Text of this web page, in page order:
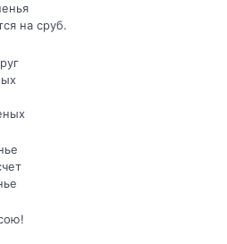
на сруб.